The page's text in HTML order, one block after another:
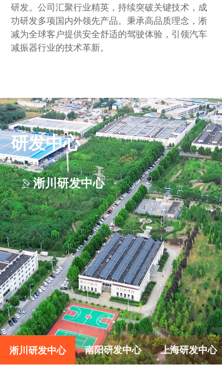
研发。公司汇聚行业精英，持续突破关键技术，成
功研发多项国内外领先产品。秉承高品质理念，淅
减为全球客户提供安全舒适的驾驶体验，引领汽车
减振器行业的技术革新。
研发中心
淅川研发中心
南阳研发中心
上海研发中心
意大利研发中心
都灵创新中心
淅川研发中心 南阳研发中心 上海研发中心